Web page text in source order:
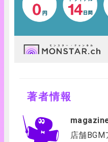
著者情報
店舗